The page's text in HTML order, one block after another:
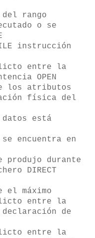
rango
o se
instrucción
entre la
OPEN
atributos
física del
está
encuentra en
durante
DIRECT
el máximo
entre la
declaración de
entre la